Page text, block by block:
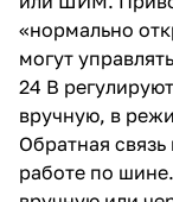
«нормально
могут
24 В
вручную, в
Обратная
работе по